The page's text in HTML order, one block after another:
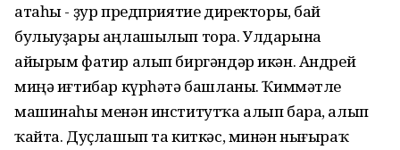
атаһы - ҙур предприятие директоры, бай
булыуҙары аңлашылып тора. Улдарына
айырым фатир алып биргәндәр икән. Андрей
миңә иғтибар күрһәтә башланы. Ҡиммәтле
машинаһы менән институтҡа алып бара, алып
ҡайта. Дуҫлашып та киткәс, минән нығыраҡ